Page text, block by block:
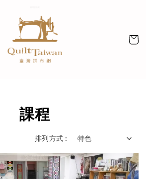
課程
排列方式 :